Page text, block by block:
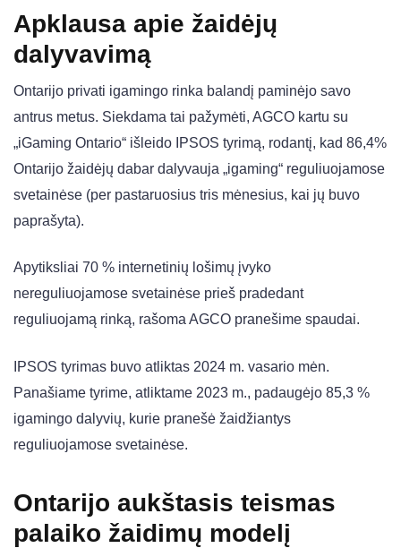
Apklausa apie žaidėjų
dalyvavimą
Ontarijo privati ​​​​igamingo rinka balandį paminėjo savo
antrus metus. Siekdama tai pažymėti, AGCO kartu su
„iGaming Ontario“ išleido IPSOS tyrimą, rodantį, kad 86,4%
Ontarijo žaidėjų dabar dalyvauja „igaming“ reguliuojamose
svetainėse (per pastaruosius tris mėnesius, kai jų buvo
paprašyta).
Apytiksliai 70 % internetinių lošimų įvyko
nereguliuojamose svetainėse prieš pradedant
reguliuojamą rinką, rašoma AGCO pranešime spaudai.
IPSOS tyrimas buvo atliktas 2024 m. vasario mėn.
Panašiame tyrime, atliktame 2023 m., padaugėjo 85,3 %
igamingo dalyvių, kurie pranešė žaidžiantys
reguliuojamose svetainėse.
Ontarijo aukštasis teismas
palaiko žaidimų modelį